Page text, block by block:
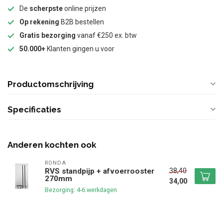
De scherpsteonline prijzen
Op rekening B2B bestellen
Gratis bezorging vanaf €250 ex. btw
50.000+ Klanten gingen u voor
Productomschrijving
Specificaties
Anderen kochten ook
RONDA
RVS standpijp + afvoerrooster
270mm
Bezorging: 4-6 werkdagen
38,40
34,00